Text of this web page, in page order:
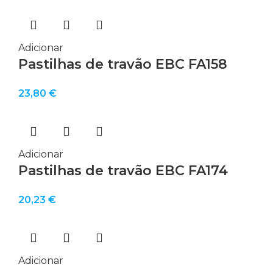
Adicionar
Pastilhas de travão EBC FA158
23,80 €
Adicionar
Pastilhas de travão EBC FA174
20,23 €
Adicionar